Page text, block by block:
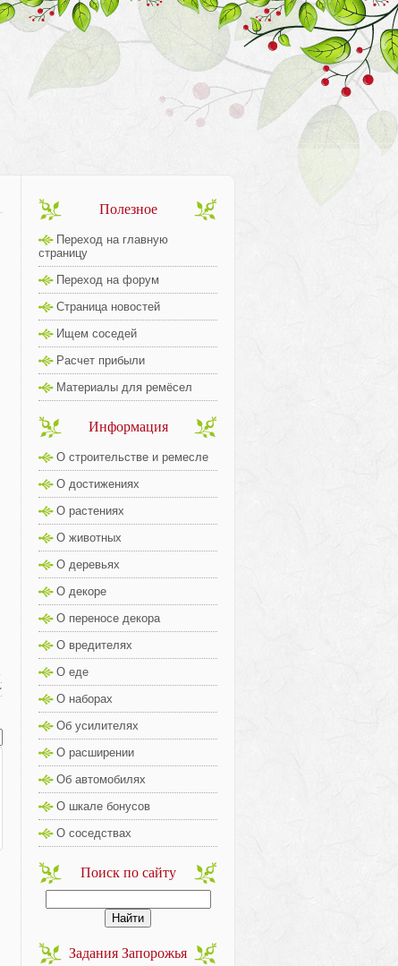
Полезное
Переход на главную
страницу
Переход на форум
Страница новостей
Ищем соседей
Расчет прибыли
Материалы для ремёсел
Информация
О строительстве и ремесле
О достижениях
О растениях
О животных
О деревьях
О декоре
О переносе декора
О вредителях
О еде
О наборах
Об усилителях
О расширении
Об автомобилях
О шкале бонусов
О соседствах
Поиск по сайту
Задания Запорожья